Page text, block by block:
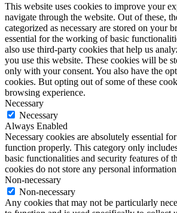
This website uses cookies to improve your
navigate through the website. Out of these,
categorized as necessary are stored on your
essential for the working of basic
also use third-party cookies that help us
you use this website. These cookies will be
only with your consent. You also have the
cookies. But opting out of some of these
browsing experience.
Necessary
Necessary
Always Enabled
Necessary cookies are absolutely essential
function properly. This category only
basic functionalities and security features of
cookies do not store any personal
Non-necessary
Non-necessary
Any cookies that may not be particularly